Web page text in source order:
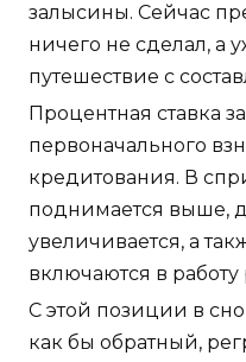
залысины. Сейчас
ничего не сделал, а
путешествие с
Процентная ставка
первоначального
кредитования. В
поднимается выше,
увеличивается, а
включаются в
С этой позиции в
как бы обратный,